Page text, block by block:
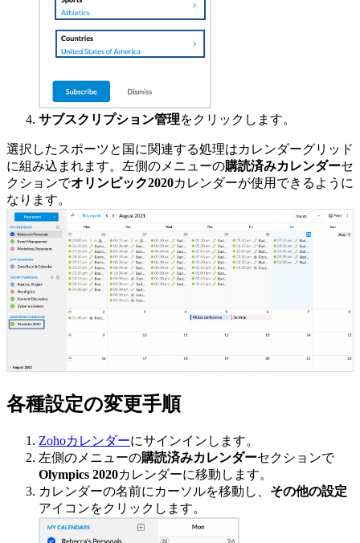
サブスクリプション管理をクリックします。
選択したスポーツと国に関連する処理はカレンダーグリッド
に組み込まれます。左側のメニューの購読済みカレンダーセ
クションでオリンピック2020カレンダーが使用できるように
なります。
各種設定の変更手順
Zohoカレンダーにサインインします。
左側のメニューの購読済みカレンダーセクションで
Olympics 2020カレンダーに移動します。
カレンダーの名前にカーソルを移動し、 その他の設定
アイコンをクリックします。